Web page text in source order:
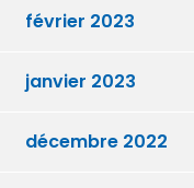
février 2023
janvier 2023
décembre 2022